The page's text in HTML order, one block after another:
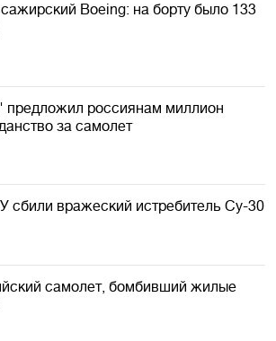
Boeing: на борту было 133
предложил россиянам миллион
за самолет
сбили вражеский истребитель Су-30
самолет, бомбивший жилые